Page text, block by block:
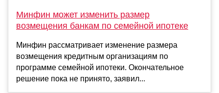
Минфин может изменить размер
возмещения банкам по семейной ипотеке
Минфин рассматривает изменение размера
возмещения кредитным организациям по
программе семейной ипотеки. Окончательное
решение пока не принято, заявил...